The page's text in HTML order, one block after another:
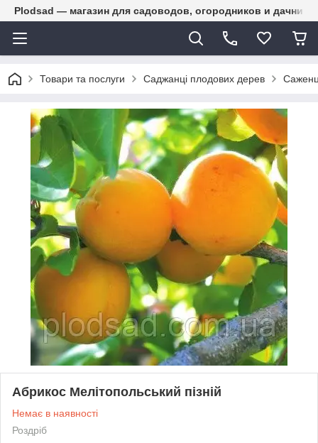
Plodsad — магазин для садоводов, огородников и
Товари та послуги Саджанці плодових дерев
Абрикос Мелітопольський пізній
Немає в наявності
Роздріб